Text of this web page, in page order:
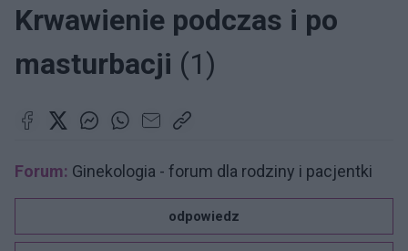
Krwawienie podczas i po
masturbacji (1)
Forum: Ginekologia - forum dla rodziny i pacjentki
odpowiedz